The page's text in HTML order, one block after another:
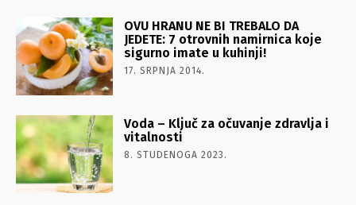
OVU HRANU NE BI TREBALO DA
JEDETE: 7 otrovnih namirnica koje
sigurno imate u kuhinji!
17. SRPNJA 2014.
Voda – Ključ za očuvanje zdravlja i
vitalnosti
8. STUDENOGA 2023.